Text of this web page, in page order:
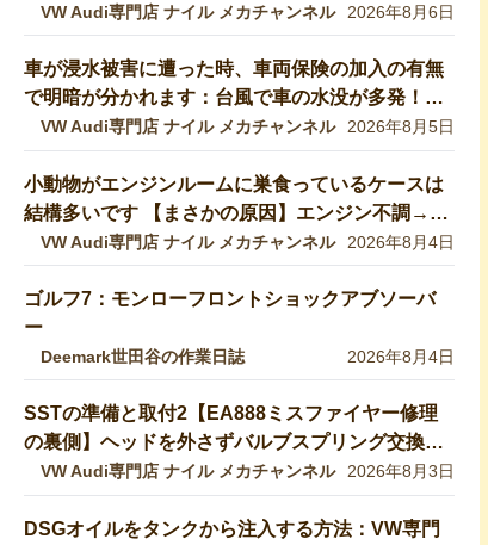
VW Audi専門店 ナイル メカチャンネル 2026年8月6日
車が浸水被害に遭った時、車両保険の加入の有無
で明暗が分かれます：台風で車の水没が多発！冠
水車の見分け方や注意ポイントをVW専門店が解
説していきます！【VW修理】
VW Audi専門店 ナイル メカチャンネル 2026年8月5日
小動物がエンジンルームに巣食っているケースは
結構多いです 【まさかの原因】エンジン不調→開
けたら小動物の巣だった… 【VW修理】
VW Audi専門店 ナイル メカチャンネル 2026年8月4日
ゴルフ7：モンローフロントショックアブソーバ
ー
Deemark世田谷の作業日誌 2026年8月4日
SSTの準備と取付2【EA888ミスファイヤー修理
の裏側】ヘッドを外さずバルブスプリング交換！
特殊工具で行う実作業を完全公開 【VW修理】
VW Audi専門店 ナイル メカチャンネル 2026年8月3日
DSGオイルをタンクから注入する方法：VW専門